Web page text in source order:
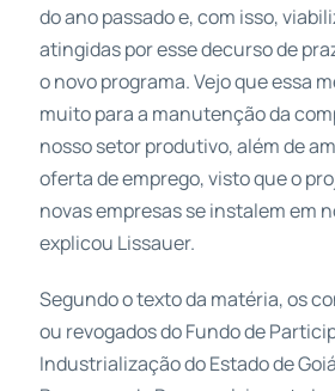
do ano passado e, com isso,
atingidas por esse decurso de
o novo programa. Vejo que essa
muito para a manutenção da
nosso setor produtivo, além de
oferta de emprego, visto que o
novas empresas se instalem em
explicou Lissauer.
Segundo o texto da matéria, os
ou revogados do Fundo de
Industrialização do Estado de